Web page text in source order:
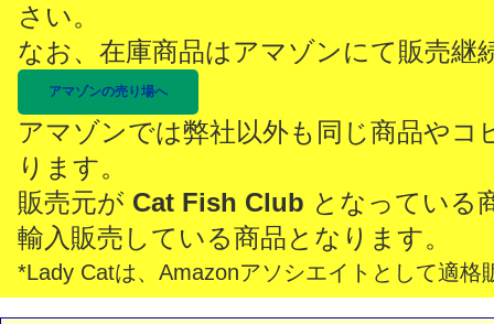
さい。
なお、在庫商品はアマゾンにて販売継
アマゾンの売り場へ
アマゾンでは弊社以外も同じ商品やコ
ります。
販売元が Cat Fish Club となっている
輸入販売している商品となります。
*Lady Catは、Amazonアソシエイトとして適格